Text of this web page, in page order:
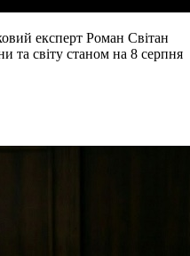
експерт Роман Світан
та світу станом на 8 серпня